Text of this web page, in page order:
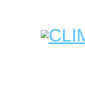
Кондиционеры и